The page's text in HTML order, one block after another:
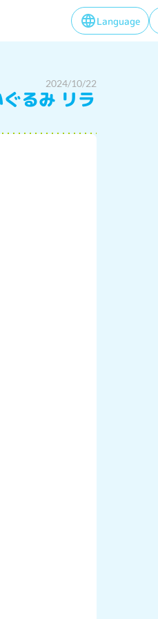
Language
2024/10/22
るみ リラ